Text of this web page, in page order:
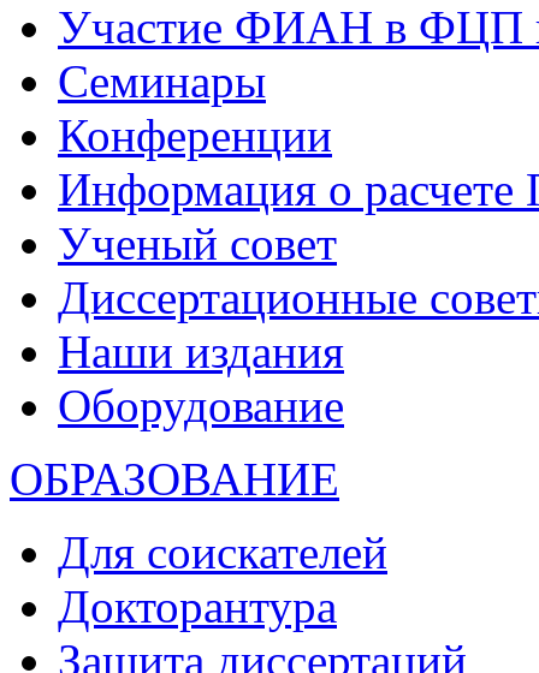
Участие ФИАН в ФЦП
Семинары
Конференции
Информация о
Ученый совет
Диссертационные
Наши издания
Оборудование
ОБРАЗОВАНИЕ
Для соискателей
Докторантура
Защита диссертаций